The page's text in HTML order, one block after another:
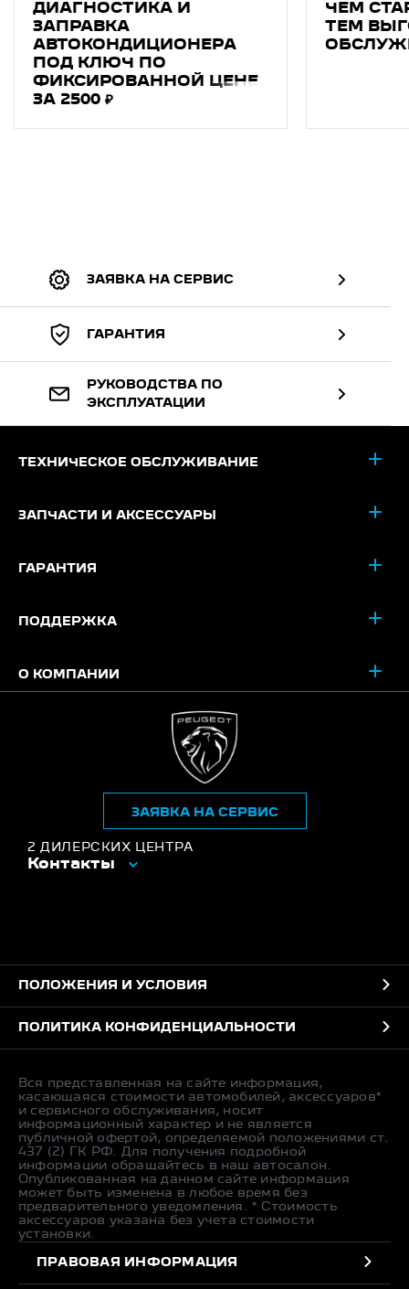
ДИАГНОСТИКA И
ЗAПPAВКA
АВТОКОНДИЦИОНEРA
ПОД КЛЮЧ ПО
ФИКСИРОВАННОЙ ЦЕНЕ
ЗА 2500 ₽
ЧЕМ
ТЕМ
ЗАЯВКА НА СЕРВИС
ГАРАНТИЯ
РУКОВОДСТВА ПО
ЭКСПЛУАТАЦИИ
ТЕХНИЧЕСКОЕ ОБСЛУЖИВАНИЕ
ЗАПЧАСТИ И АКСЕССУАРЫ
ГАРАНТИЯ
ПОДДЕРЖКА
О КОМПАНИИ
2 ДИЛЕРСКИХ ЦЕНТРА
Контакты
ЗАЯВКА НА СЕРВИС
ПОЛОЖЕНИЯ И УСЛОВИЯ
ПОЛИТИКА КОНФИДЕНЦИАЛЬНОСТИ
Вся представленная на сайте информация,
касающаяся стоимости автомобилей, аксессуаров*
и сервисного обслуживания, носит
информационный характер и не является
публичной офертой, определяемой положениями ст.
437 (2) ГК РФ. Для получения подробной
информации обращайтесь в наш автосалон.
Опубликованная на данном сайте информация
может быть изменена в любое время без
предварительного уведомления. * Стоимость
аксессуаров указана без учета стоимости
установки.
ПРАВОВАЯ ИНФОРМАЦИЯ